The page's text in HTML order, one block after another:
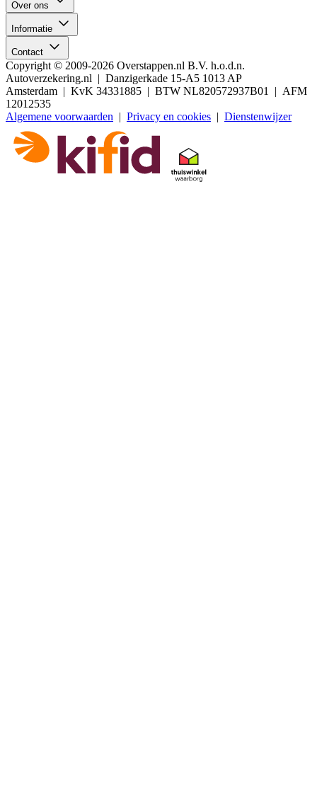
Over ons
Informatie
Contact
Copyright © 2009-2026 Overstappen.nl B.V. h.o.d.n.
Autoverzekering.nl | Danzigerkade 15-A5 1013 AP
Amsterdam | KvK 34331885 | BTW NL820572937B01 | AFM
12012535
Algemene voorwaarden | Privacy en cookies | Dienstenwijzer